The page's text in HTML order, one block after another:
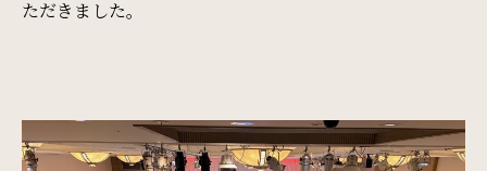
よくある質問
SDGsへの取り組み
ただきました。